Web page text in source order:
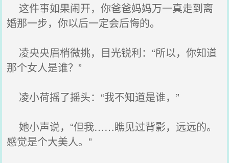
这件事如果闹开，你爸爸妈妈万一真走到离
婚那一步，你以后一定会后悔的。
凌央央眉梢微挑，目光锐利：“所以，你知道
那个女人是谁？”
凌小荷摇了摇头：“我不知道是谁，”
她小声说，“但我……瞧见过背影，远远的。
感觉是个大美人。”